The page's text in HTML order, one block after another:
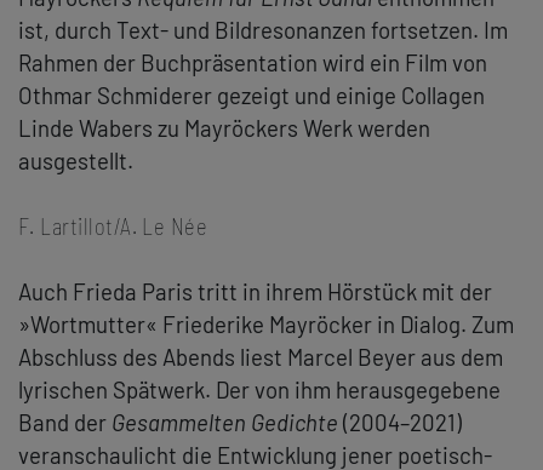
ist, durch Text- und Bildresonanzen fortsetzen. Im
Rahmen der Buchpräsentation wird ein Film von
Othmar Schmiderer gezeigt und einige Collagen
Linde Wabers zu Mayröckers Werk werden
ausgestellt.
F. Lartillot/A. Le Née
Auch Frieda Paris tritt in ihrem Hörstück mit der
»Wortmutter« Friederike Mayröcker in Dialog. Zum
Abschluss des Abends liest Marcel Beyer aus dem
lyrischen Spätwerk. Der von ihm herausgegebene
Band der Gesammelten Gedichte (2004–2021)
veranschaulicht die Entwicklung jener poetisch-